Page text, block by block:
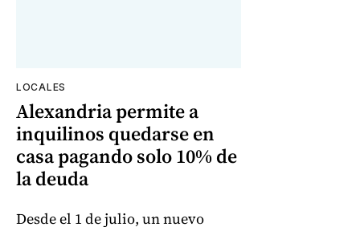
LOCALES
Alexandria permite a
inquilinos quedarse en
casa pagando solo 10% de
la deuda
Desde el 1 de julio, un nuevo